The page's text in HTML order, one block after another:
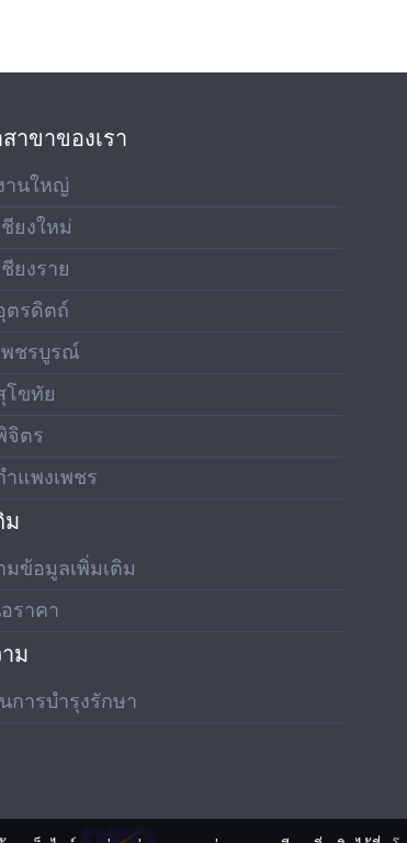
าขาของเรา
านใหญ่
ยงใหม่
ยงราย
ตรดิตถ์
พชรบูรณ์
โขทัย
จิตร
ำแพงเพชร
ม
มข้อมูลเพิ่มเติม
ราคา
ม
การบำรุงรักษา